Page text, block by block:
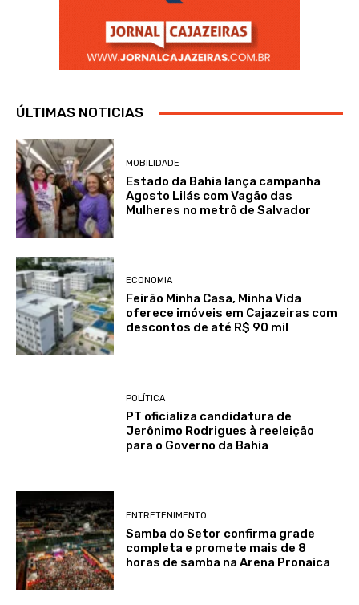
ÚLTIMAS NOTICIAS
MOBILIDADE
Estado da Bahia lança campanha
Agosto Lilás com Vagão das
Mulheres no metrô de Salvador
ECONOMIA
Feirão Minha Casa, Minha Vida
oferece imóveis em Cajazeiras com
descontos de até R$ 90 mil
POLÍTICA
PT oficializa candidatura de
Jerônimo Rodrigues à reeleição
para o Governo da Bahia
ENTRETENIMENTO
Samba do Setor confirma grade
completa e promete mais de 8
horas de samba na Arena Pronaica